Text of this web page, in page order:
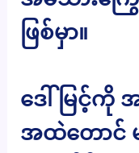
ဖြစ်မှာ။
ဒေါ်မြင့်ကို
အထဲတောင်